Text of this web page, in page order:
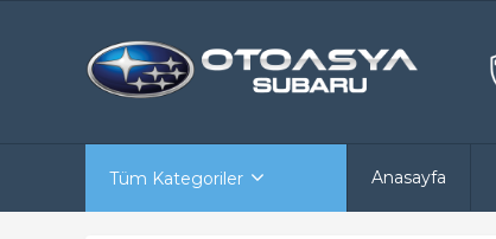
Tüm Kategoriler Anasayfa